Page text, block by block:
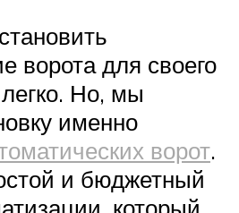
ворота для своего
Но, мы
именно
ворот.
и бюджетный